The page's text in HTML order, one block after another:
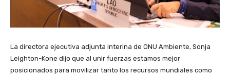
La directora ejecutiva adjunta interina de ONU Ambiente, Sonja
Leighton-Kone dijo que al unir fuerzas estamos mejor
posicionados para movilizar tanto los recursos mundiales como